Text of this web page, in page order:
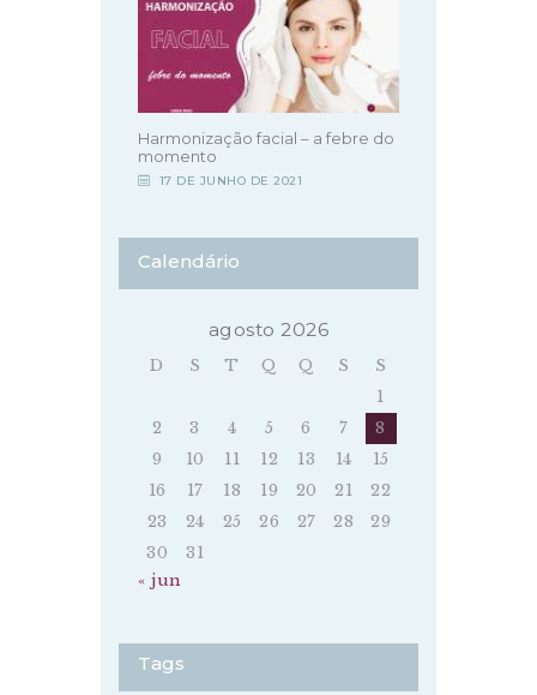
Harmonização facial – a febre do
momento
17 DE JUNHO DE 2021
Calendário
agosto 2026
D S T Q Q S
S
1
2
3 4 5 6 7
8
9
10 11 12 13 14
15
16
17 18 19 20 21
22
23
24 25 26 27 28
29
30
31
« jun
Tags